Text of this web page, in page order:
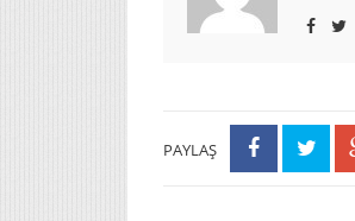
PAYLAŞ